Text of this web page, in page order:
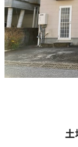
土